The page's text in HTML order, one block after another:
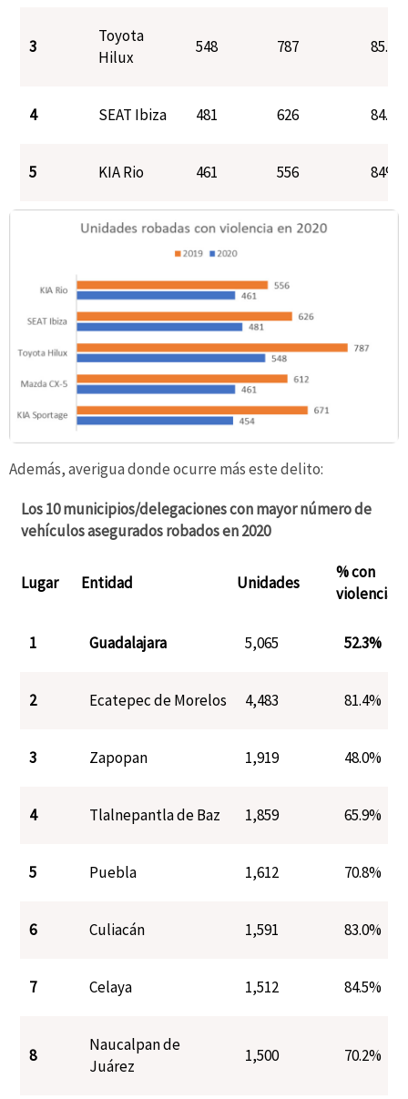
3
Toyota
Hilux
548 787 85.6%
4 SEAT Ibiza 481 626 84.4%
5 KIA Rio 461 556 84%
Además, averigua donde ocurre más este delito:
Los 10 municipios/delegaciones con mayor número de
vehículos asegurados robados en 2020
Lugar Entidad Unidades
% con
violencia
1 Guadalajara 5,065 52.3%
2 Ecatepec de Morelos 4,483 81.4%
3 Zapopan 1,919 48.0%
4 Tlalnepantla de Baz 1,859 65.9%
5 Puebla 1,612 70.8%
6 Culiacán 1,591 83.0%
7 Celaya 1,512 84.5%
8
Naucalpan de
Juárez
1,500 70.2%